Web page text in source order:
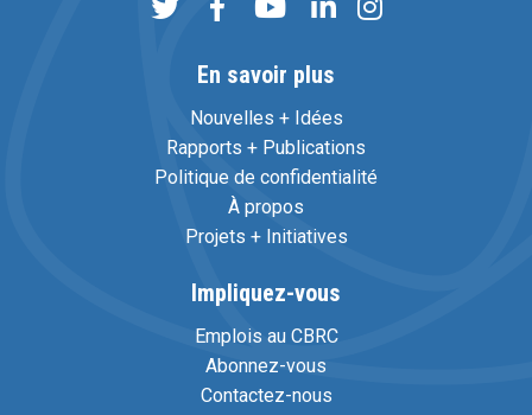
En savoir plus
Nouvelles + Idées
Rapports + Publications
Politique de confidentialité
À propos
Projets + Initiatives
Impliquez-vous
Emplois au CBRC
Abonnez-vous
Contactez-nous